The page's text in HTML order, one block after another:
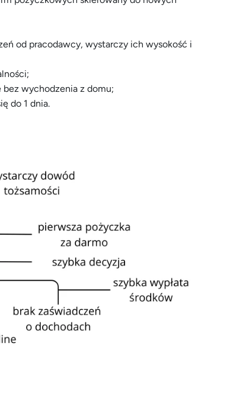
od pracodawcy, wystarczy ich wysokość i
wychodzenia z domu;
do 1 dnia.